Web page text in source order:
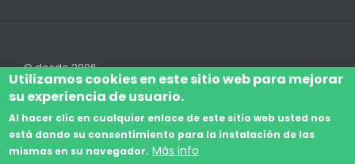
© desde 2006
Aviso Legal Legal
Utilizamos cookies en este sitio web para mejorar
su experiencia de usuario.
Al hacer clic en cualquier enlace de este sitio web usted nos
está dando su consentimiento para la instalación de las
mismas en su navegador. Más info